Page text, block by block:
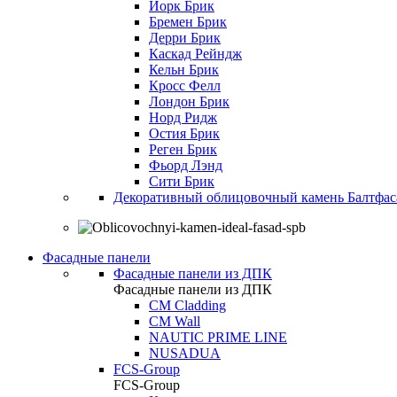
Йорк Брик
Бремен Брик
Дерри Брик
Каскад Рейндж
Кельн Брик
Кросс Фелл
Лондон Брик
Норд Ридж
Остия Брик
Реген Брик
Фьорд Лэнд
Сити Брик
Декоративный облицовочный камень
Фасадные панели
Фасадные панели из ДПК
Фасадные панели из ДПК
CM Cladding
CM Wall
NAUTIC PRIME LINE
NUSADUA
FCS-Group
FCS-Group